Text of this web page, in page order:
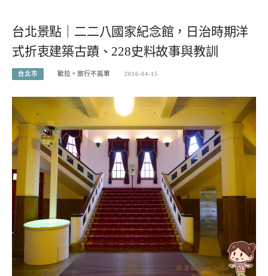
台北景點｜二二八國家紀念館，日治時期洋
式折衷建築古蹟、228史料故事與教訓
台北市 歐拉。旅行不孤單 2016-04-15